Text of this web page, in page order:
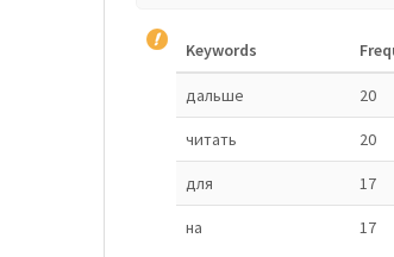
Keywords
дальше 20
читать 20
для 17
на 17